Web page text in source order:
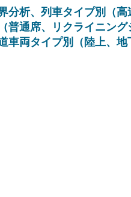
分析、列車タイプ別（
普通席、リクライニン
車両タイプ別（陸上、